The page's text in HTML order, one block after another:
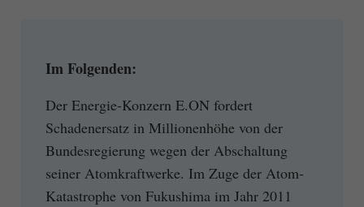
Im Folgenden:
Der Energie-Konzern E.ON fordert
Schadenersatz in Millionenhöhe von der
Bundesregierung wegen der Abschaltung
seiner Atomkraftwerke. Im Zuge der Atom-
Katastrophe von Fukushima im Jahr 2011